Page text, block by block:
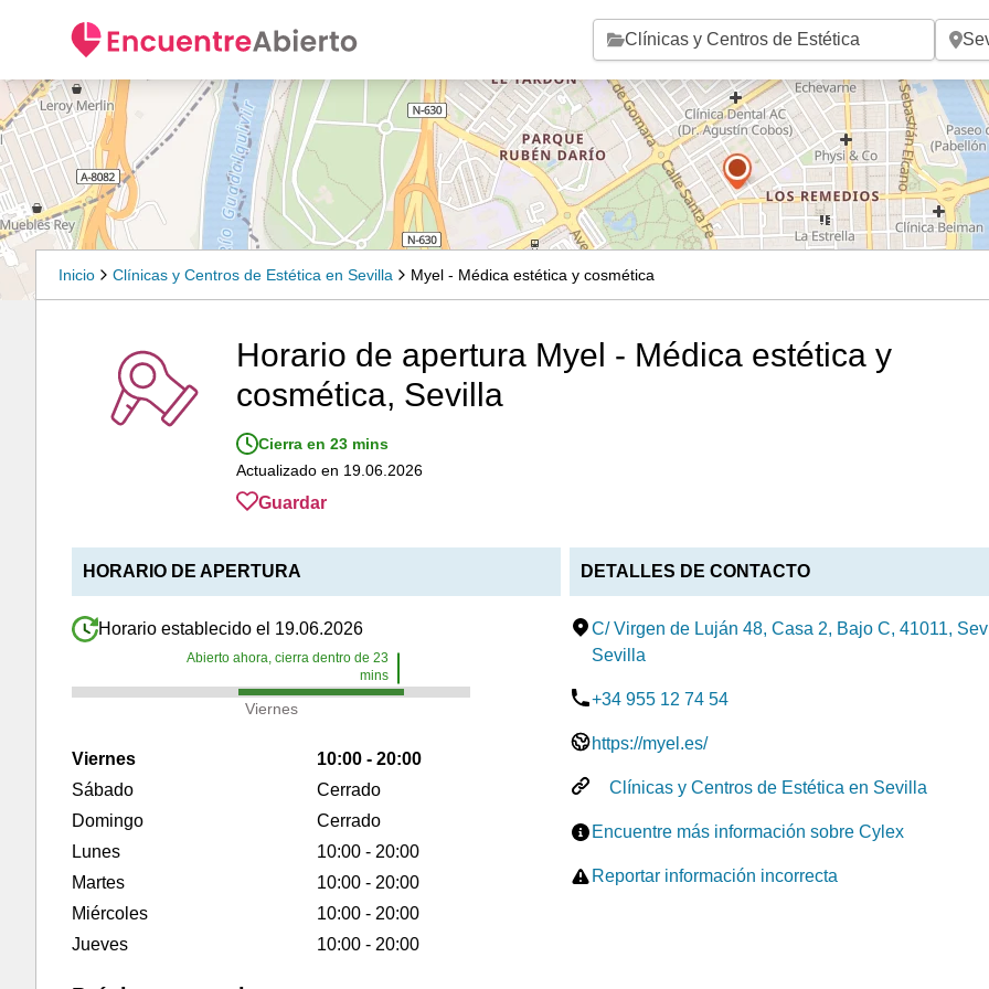
Inicio Clínicas y Centros de Estética en Sevilla Myel - Médica estética y cosmética
Horario de apertura Myel - Médica estética y
cosmética, Sevilla
Cierra en 23 mins
Actualizado en 19.06.2026
Guardar
HORARIO DE APERTURA
Horario establecido el 19.06.2026
Abierto ahora, cierra dentro de23
mins
Viernes
Viernes
10:00 - 20:00
Sábado
Cerrado
Domingo
Cerrado
Lunes
10:00 - 20:00
Martes
10:00 - 20:00
Miércoles
10:00 - 20:00
Jueves
10:00 - 20:00
DETALLES DE CONTACTO
C/ Virgen de Luján 48, Casa 2, Bajo C, 41011,
Sevilla
+34 955 12 74 54
https://myel.es/
Clínicas y Centros de Estética en Sevilla
Encuentre más información sobre Cylex
Reportar información incorrecta